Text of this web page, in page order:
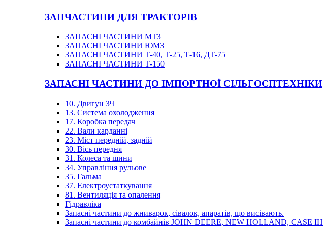
ЗАПЧАСТИНИ ДЛЯ ТРАКТОРІВ
ЗАПАСНІ ЧАСТИНИ МТЗ
ЗАПАСНІ ЧАСТИНИ ЮМЗ
ЗАПАСНІ ЧАСТИНИ Т-40, Т-25, Т-16, ДТ-75
ЗАПАСНІ ЧАСТИНИ Т-150
ЗАПАСНІ ЧАСТИНИ ДО ІМПОРТНОЇ СІЛЬГОСПТЕХНІКИ
10. Двигун ЗЧ
13. Система охолодження
17. Коробка передач
22. Вали карданні
23. Міст передній, задній
30. Вісь передня
31. Колеса та шини
34. Управління рульове
35. Гальма
37. Електроустаткування
81. Вентиляція та опалення
Гідравліка
Запасні частини до жниварок, сівалок, апаратів, що висівають.
Запасні частини до комбайнів JOHN DEERE, NEW HOLLAND, CASE IH